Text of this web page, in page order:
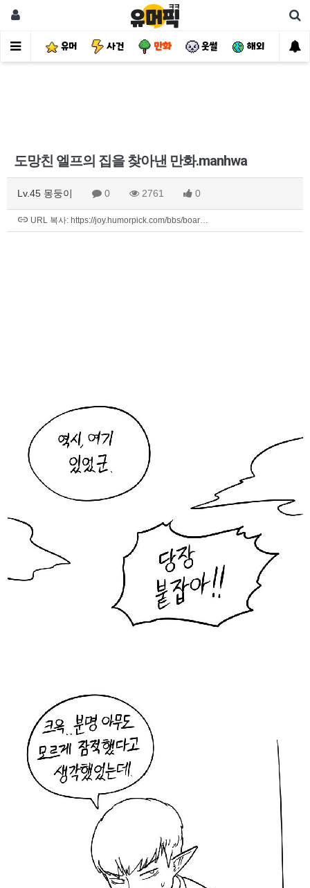
유머 사건 만화 웃썰 해외 핫
도망친 엘프의 집을 찾아낸 만화.manhwa
Lv.45 몽둥이 0 2761 0
URL 복사: https://joy.humorpick.com/bbs/boar…